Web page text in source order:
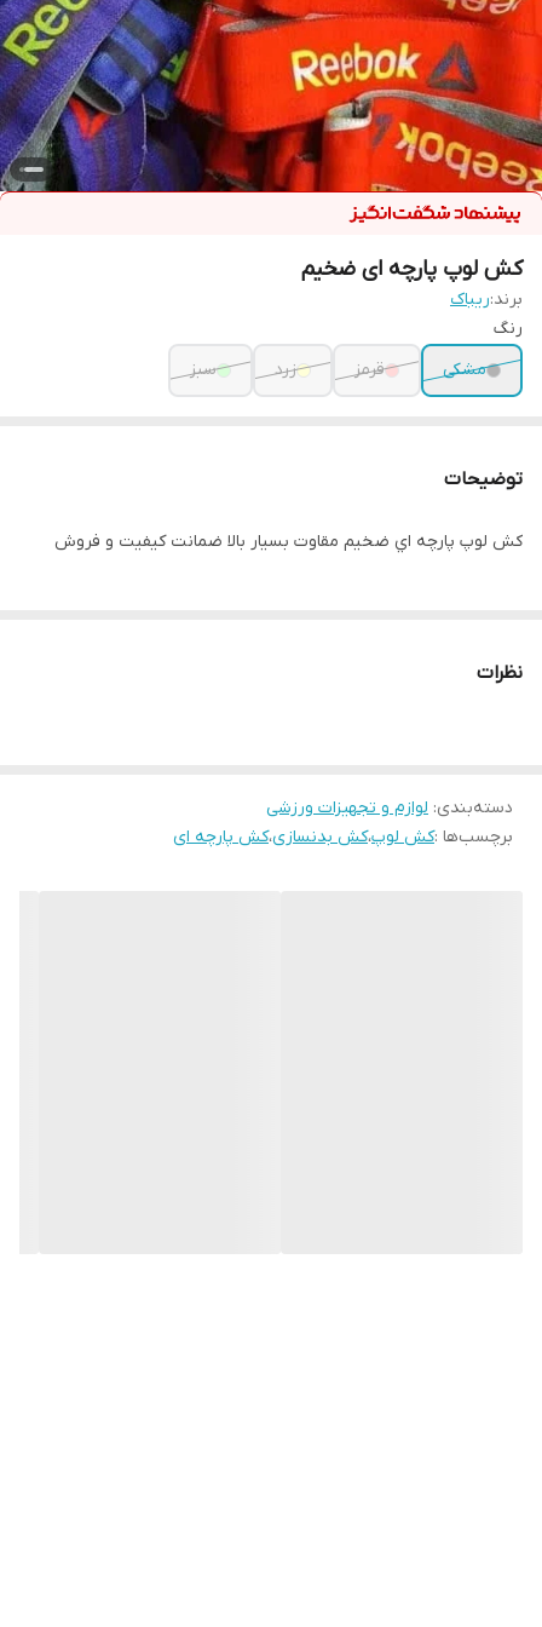
کش لوپ پارچه ای ضخیم
برند:ریباک
رنگ
مشکی
قرمز زرد سبز
توضیحات
كش لوپ پارچه اي ضخيم مقاوت بسيار بالا ضمانت كيفيت و فروش
نظرات
دسته‌بندی: لوازم و تجهیزات ورزشی
برچسب‌ها :کش لوپ،کش بدنسازی،کش پارچه ای